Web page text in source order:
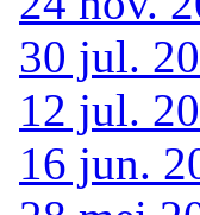
30 jul.
12 jul.
16 jun.